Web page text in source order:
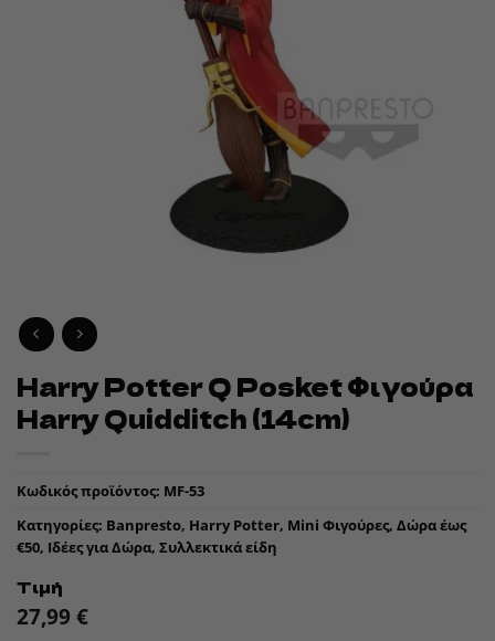
Harry Potter Q Posket Φιγούρα
Harry Quidditch (14cm)
Κωδικός προϊόντος: MF-53
Κατηγορίες: Banpresto, Harry Potter, Mini Φιγούρες, Δώρα έως
€50, Ιδέες για Δώρα, Συλλεκτικά είδη
Τιμή
27,99 €